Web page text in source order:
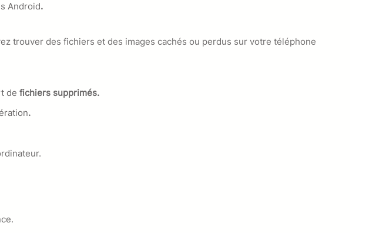
Android.
trouver des fichiers et des images cachés ou perdus sur votre téléphone
de fichiers supprimés.
.